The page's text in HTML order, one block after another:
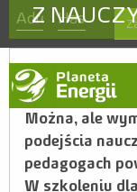
Z
Czy można w
dzieci czym
Można, ale
podejścia
pedagogach
W szkoleniu